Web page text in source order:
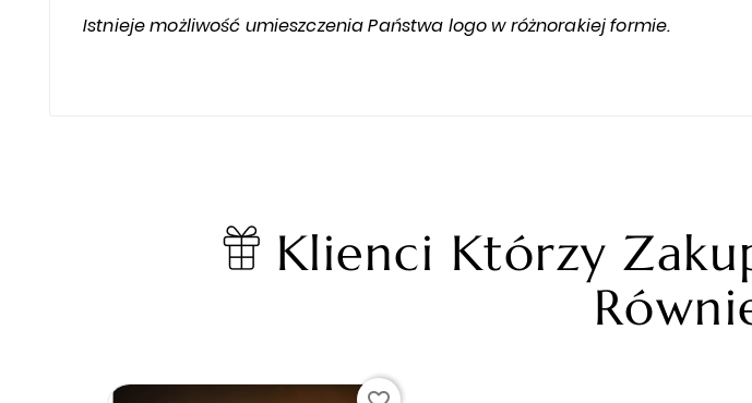
Istnieje możliwość umieszczenia Państwa logo w różnorakiej formie.
Klienci Którzy